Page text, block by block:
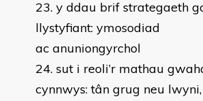
y ddau brif strategaeth
llystyfiant: ymosodiad
ac anuniongyrchol
sut i reoli’r mathau
cynnwys: tân grug neu